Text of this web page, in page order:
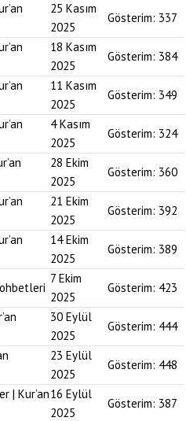
25 Kasım
2025
Gösterim: 337
18 Kasım
2025
Gösterim: 384
11 Kasım
2025
Gösterim: 349
4 Kasım
2025
Gösterim: 324
28 Ekim
2025
Gösterim: 360
21 Ekim
2025
Gösterim: 392
14 Ekim
2025
Gösterim: 389
7 Ekim
2025
Gösterim: 423
30 Eylül
2025
Gösterim: 444
23 Eylül
2025
Gösterim: 448
| Kur’an16 Eylül
2025
Gösterim: 387